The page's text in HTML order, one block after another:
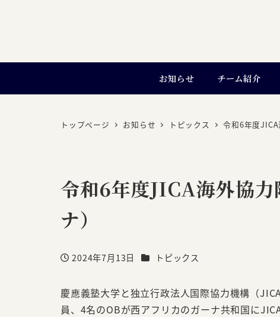
お知らせ チーム紹介
トップページ お知らせ トピックス 令和6年度JICA
令和6年度JICA海外協
ナ）
投稿日
2024年7月13日 カテゴリー
トピックス
慶應義塾大学と独立行政法人国際協力機構（
員、4名のOBが西アフリカのガーナ共和国に